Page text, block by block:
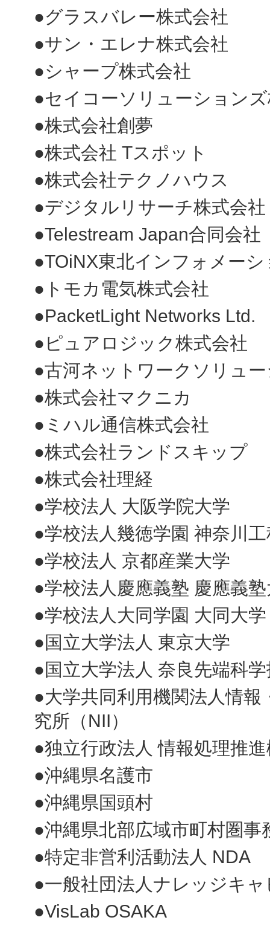
●グラスバレー株式会社
●サン・エレナ株式会社
●シャープ株式会社
●セイコーソリューション
●株式会社創夢
●株式会社 Tスポット
●株式会社テクノハウス
●デジタルリサーチ株式会社
●Telestream Japan合同会社
●TOiNX東北インフォメー
●トモカ電気株式会社
●PacketLight Networks Ltd.
●ピュアロジック株式会社
●古河ネットワークソリュ
●株式会社マクニカ
●ミハル通信株式会社
●株式会社ランドスキップ
●株式会社理経
●学校法人 大阪学院大学
●学校法人幾徳学園 神奈川
●学校法人 京都産業大学
●学校法人慶應義塾 慶應義
●学校法人大同学園 大同大学
●国立大学法人 東京大学
●国立大学法人 奈良先端科
●大学共同利用機関法人情
究所（NII）
●独立行政法人 情報処理推
●沖縄県名護市
●沖縄県国頭村
●沖縄県北部広域市町村圏事
●特定非営利活動法人 NDA
●一般社団法人ナレッジキ
●VisLab OSAKA